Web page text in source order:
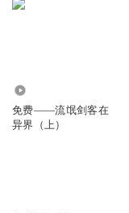
免费——流氓剑客在
异界（上）